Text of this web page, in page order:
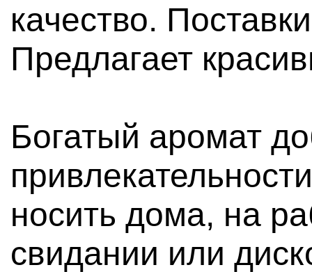
качество.
Предлагает
Богатый аромат
носить дома, на
свидании или